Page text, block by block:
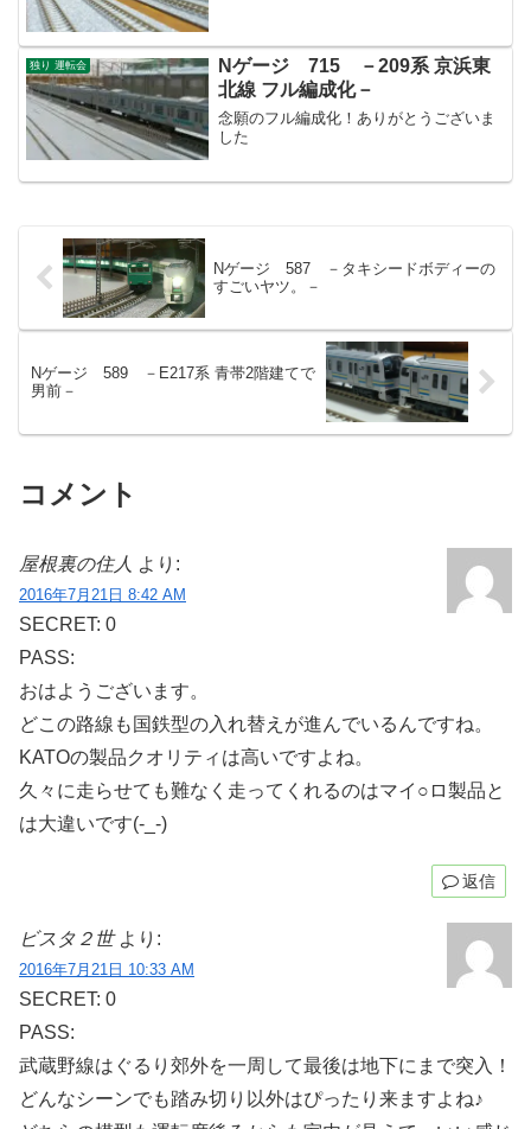
独り 運転会
Nゲージ 715 －209系 京浜東
北線 フル編成化－
念願のフル編成化！ありがとうございま
した
Nゲージ 587 －タキシードボディーの
すごいヤツ。－
Nゲージ 589 －E217系 青帯2階建てで
男前－
コメント
屋根裏の住人 より:
2016年7月21日 8:42 AM
SECRET: 0
PASS:
おはようございます。
どこの路線も国鉄型の入れ替えが進んでいるんですね。
KATOの製品クオリティは高いですよね。
久々に走らせても難なく走ってくれるのはマイ○ロ製品と
は大違いです(-_-)
返信
ビスタ２世 より:
2016年7月21日 10:33 AM
SECRET: 0
PASS:
武蔵野線はぐるり郊外を一周して最後は地下にまで突入！
どんなシーンでも踏み切り以外はぴったり来ますよね♪